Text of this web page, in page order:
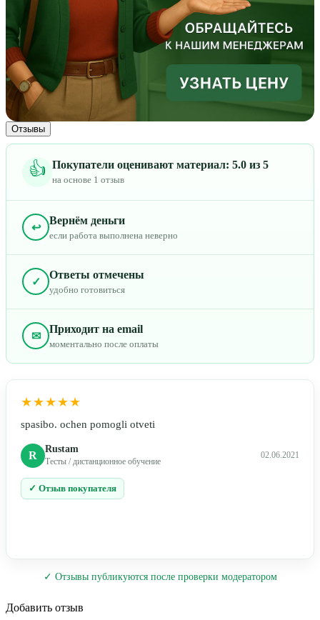
Отзывы
👍 Покупатели оценивают материал: 5.0 из 5
на основе 1 отзыв
↩
Вернём деньги
если работа выполнена неверно
✓
Ответы отмечены
удобно готовиться
✉
Приходит на email
моментально после оплаты
★★★★★
spasibo. ochen pomogli otveti
R Rustam
Тесты / дистанционное обучение
02.06.2021
✓ Отзыв покупателя
✓ Отзывы публикуются после проверки модератором
Добавить отзыв